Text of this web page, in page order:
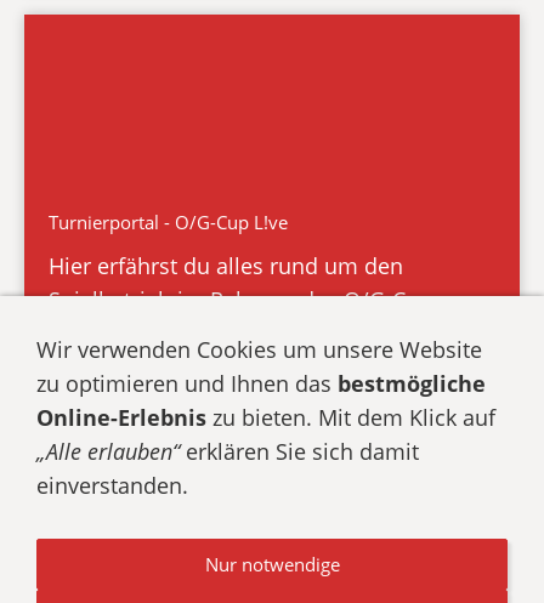
Turnierportal - O/G-Cup L!ve
Hier erfährst du alles rund um den
Spielbetrieb im Rahmen des O/G-Cups
Datenschutz
Texte, Bilder, Grafiken und Videos sowie auf unserer
Webseite unterliegen dem Schutz des Urheberrechts und
Wir verwenden Cookies um unsere Website
zu optimieren und Ihnen das bestmögliche
Online-Erlebnis zu bieten. Mit dem Klick auf
„Alle erlauben“erklären Sie sich damit
einverstanden.
Nur notwendige